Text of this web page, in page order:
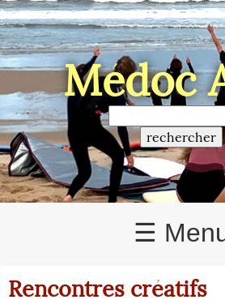
Médoc
☰
Rencontres créatifs